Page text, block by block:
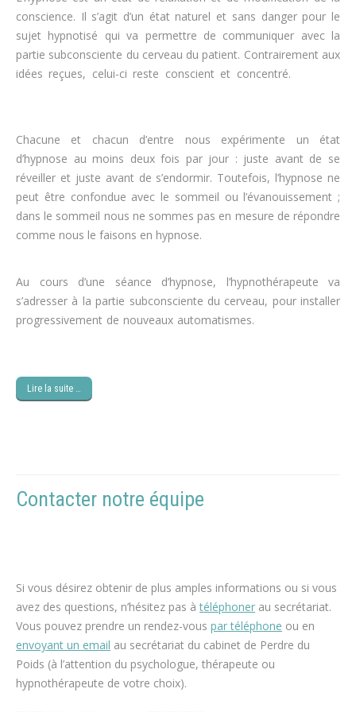
conscience. Il s’agit d’un état naturel et sans danger pour le
sujet hypnotisé qui va permettre de communiquer avec la
partie subconsciente du cerveau du patient. Contrairement aux
idées reçues, celui-ci reste conscient et concentré.
Chacune et chacun d’entre nous expérimente un état
d’hypnose au moins deux fois par jour : juste avant de se
réveiller et juste avant de s’endormir. Toutefois, l’hypnose ne
peut être confondue avec le sommeil ou l’évanouissement ;
dans le sommeil nous ne sommes pas en mesure de répondre
comme nous le faisons en hypnose.
Au cours d’une séance d’hypnose, l’hypnothérapeute va
s’adresser à la partie subconsciente du cerveau, pour installer
progressivement de nouveaux automatismes.
Lire la suite …
Contacter notre équipe
Si vous désirez obtenir de plus amples informations ou si vous
avez des questions, n’hésitez pas àtéléphoner au secrétariat.
Vous pouvez prendre un rendez-vous par téléphone ou en
envoyant un email au secrétariat du cabinet de Perdre du
Poids (à l’attention du psychologue, thérapeute ou
hypnothérapeute de votre choix).